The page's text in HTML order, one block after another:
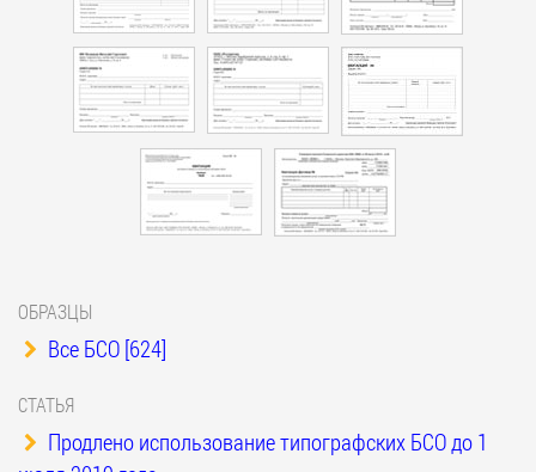
ОБРАЗЦЫ
Все БСО [624]
СТАТЬЯ
Продлено использование типографских БСО до 1